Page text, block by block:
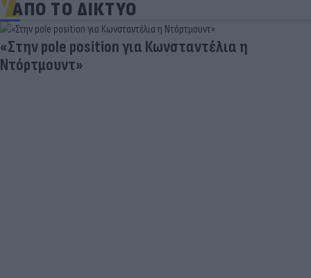
ΑΠΟ ΤΟ ΔΙΚΤΥΟ
«Στην pole position για Κωνσταντέλια η
Ντόρτμουντ»